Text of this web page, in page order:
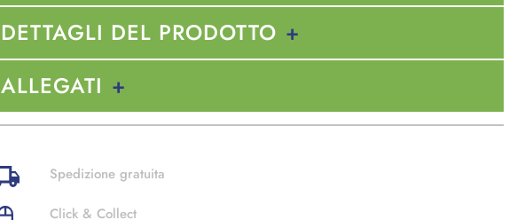
DETTAGLI DEL PRODOTTO
ALLEGATI
Spedizione gratuita
Click & Collect